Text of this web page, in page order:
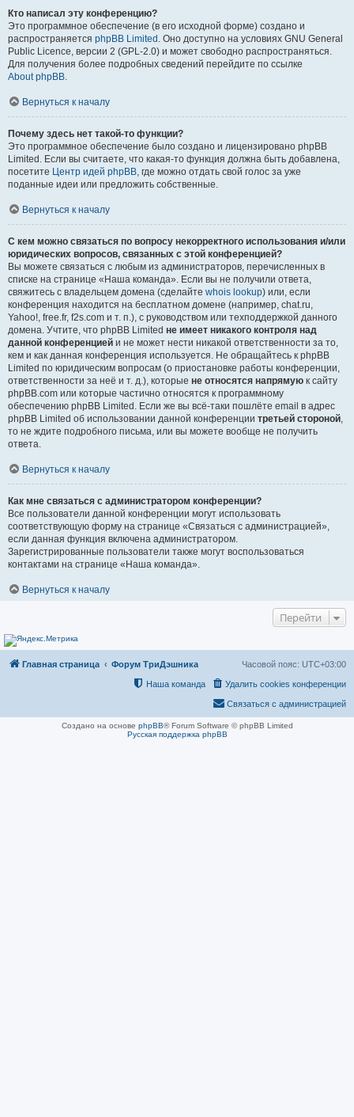
Кто написал эту конференцию?
Это программное обеспечение (в его исходной форме) создано и
распространяется phpBB Limited . Оно доступно на условиях GNU General
Public Licence, версии 2 (GPL-2.0) и может свободно распространяться.
Для получения более подробных сведений перейдите по ссылке
About phpBB.
Вернуться к началу
Почему здесь нет такой-то функции?
Это программное обеспечение было создано и лицензировано phpBB
Limited. Если вы считаете, что какая-то функция должна быть добавлена,
посетите Центр идей phpBB, где можно отдать свой голос за уже
поданные идеи или предложить собственные.
Вернуться к началу
С кем можно связаться по вопросу некорректного использования и/или
юридических вопросов, связанных с этой конференцией?
Вы можете связаться с любым из администраторов, перечисленных в
списке на странице «Наша команда». Если вы не получили ответа,
свяжитесь с владельцем домена (сделайте whois lookup) или, если
конференция находится на бесплатном домене (например, chat.ru,
Yahoo!, free.fr, f2s.com и т. п.), с руководством или техподдержкой данного
домена. Учтите, что phpBB Limited не имеет никакого контроля над
данной конференцией и не может нести никакой ответственности за то,
кем и как данная конференция используется. Не обращайтесь к phpBB
Limited по юридическим вопросам (о приостановке работы конференции,
ответственности за неё и т. д.), которые не относятся напрямую к сайту
phpBB.com или которые частично относятся к программному
обеспечению phpBB Limited. Если же вы всё-таки пошлёте email в адрес
phpBB Limited об использовании данной конференции третьей стороной,
то не ждите подробного письма, или вы можете вообще не получить
ответа.
Вернуться к началу
Как мне связаться с администратором конференции?
Все пользователи данной конференции могут использовать
соответствующую форму на странице «Связаться с администрацией»,
если данная функция включена администратором.
Зарегистрированные пользователи также могут воспользоваться
контактами на странице «Наша команда».
Вернуться к началу
Перейти
Главная страница Форум ТриДэшника Часовой пояс: UTC+03:00
Удалить cookies конференции
Наша команда
Связаться с администрацией
Создано на основе phpBB® Forum Software © phpBB Limited
Русская поддержка phpBB